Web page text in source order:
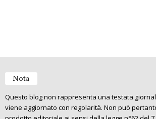
Nota
Questo blog non rappresenta una testata
viene aggiornato con regolarità. Non può